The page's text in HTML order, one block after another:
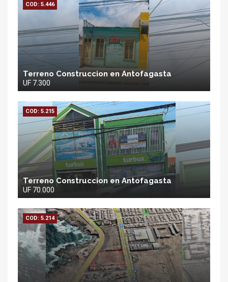
COD: 5.446
Terreno Construccion en Antofagasta
UF 7.300
COD: 5.215
Terreno Construccion en Antofagasta
UF 70.000
COD: 5.214